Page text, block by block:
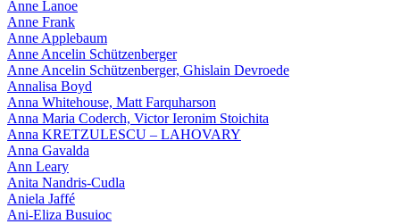
Anne Lanoe
Anne Frank
Anne Applebaum
Anne Ancelin Schützenberger
Anne Ancelin Schützenberger, Ghislain Devroede
Annalisa Boyd
Anna Whitehouse, Matt Farquharson
Anna Maria Coderch, Victor Ieronim Stoichita
Anna KRETZULESCU – LAHOVARY
Anna Gavalda
Ann Leary
Anita Nandris-Cudla
Aniela Jaffé
Ani-Eliza Busuioc